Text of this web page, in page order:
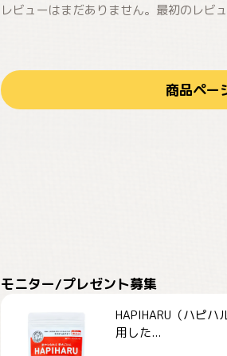
レビューはまだありません。最初のレビ
商品ペー
モニター/プレゼント募集
HAPIHARU（ハピ
用した...